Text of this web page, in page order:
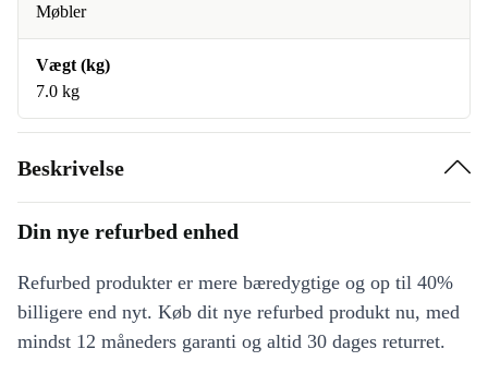
Møbler
Vægt (kg)
7.0 kg
Beskrivelse
Din nye refurbed enhed
Refurbed produkter er mere bæredygtige og op til 40%
billigere end nyt. Køb dit nye refurbed produkt nu, med
mindst 12 måneders garanti og altid 30 dages returret.